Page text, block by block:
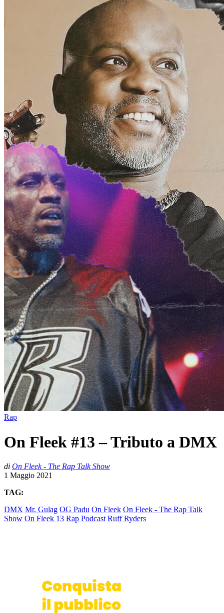
Rap
On Fleek #13 – Tributo a DMX
di On Fleek - The Rap Talk Show
1 Maggio 2021
TAG:
DMX Mr. Gulag OG Padu On Fleek On Fleek - The Rap Talk
Show On Fleek 13 Rap Podcast Ruff Ryders